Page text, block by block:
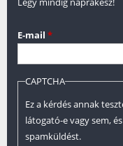
E-mail *
CAPTCHA
Ez a kérdés annak
látogató-e vagy sem,
spamküldést.